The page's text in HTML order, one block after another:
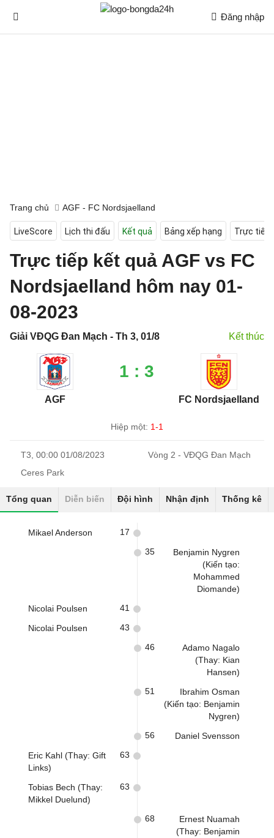
Đăng nhập
Trang chủ AGF - FC Nordsjaelland
LiveScore Lịch thi đấu Kết quả Bảng xếp hạng Trực tiếp
Trực tiếp kết quả AGF vs FC
Nordsjaelland hôm nay 01-
08-2023
Giải VĐQG Đan Mạch - Th 3, 01/8 Kết thúc
AGF
1 : 3
FC Nordsjaelland
Hiệp một: 1-1
T3, 00:00 01/08/2023
Vòng 2 - VĐQG Đan Mạch
Ceres Park
Tổng quan Diễn biến Đội hình Nhận định Thống kê
Mikael Anderson 17
Benjamin Nygren
(Kiến tạo:
Mohammed
Diomande)
35
Nicolai Poulsen 41
Nicolai Poulsen 43
Adamo Nagalo
(Thay: Kian
Hansen)
46
Ibrahim Osman
(Kiến tạo: Benjamin
Nygren)
51
Daniel Svensson
56
Eric Kahl (Thay: Gift
Links)
63
Tobias Bech (Thay:
Mikkel Duelund)
63
Ernest Nuamah
(Thay: Benjamin
68